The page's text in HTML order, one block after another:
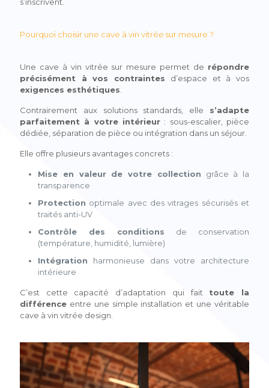
s’inscrivent.
Pourquoi choisir une cave à vin vitrée sur mesure ?
Une cave à vin vitrée sur mesure permet de répondre
précisément à vos contraintes d’espace et à vos
exigences esthétiques.
Contrairement aux solutions standards, elle s’adapte
parfaitement à votre intérieur : sous-escalier, pièce
dédiée, séparation de pièce ou intégration dans un séjour.
Elle offre plusieurs avantages concrets :
Mise en valeur de votre collection grâce à la
transparence
Protection optimale avec des vitrages sécurisés et
traités anti-UV
Contrôle des conditions de conservation
(température, humidité, lumière)
Intégration harmonieuse dans votre architecture
intérieure
C’est cette capacité d’adaptation qui fait toute la
différence entre une simple installation et une véritable
cave à vin vitrée design.